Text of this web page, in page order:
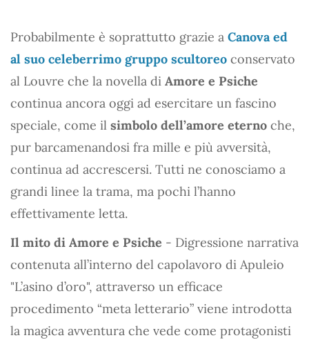
Probabilmente è soprattutto grazie a Canova ed
al suo celeberrimo gruppo scultoreo conservato
al Louvre che la novella di Amore e Psiche
continua ancora oggi ad esercitare un fascino
speciale, come il simbolo dell’amore eterno che,
pur barcamenandosi fra mille e più avversità,
continua ad accrescersi. Tutti ne conosciamo a
grandi linee la trama, ma pochi l’hanno
effettivamente letta.
Il mito di Amore e Psiche - Digressione narrativa
contenuta all’interno del capolavoro di Apuleio
"L’asino d’oro", attraverso un efficace
procedimento “meta letterario” viene introdotta
la magica avventura che vede come protagonisti